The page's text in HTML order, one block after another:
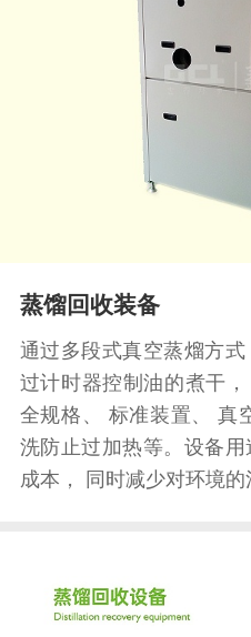
蒸馏回收装备
通过多段式真空蒸熘方
过计时器控制油的煮干
全规格、 标准装置、 真
洗防止过加热等。设备
成本， 同时减少对环境的